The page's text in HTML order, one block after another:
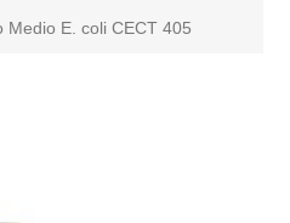
Medio E. coli CECT 405